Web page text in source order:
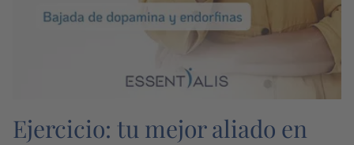
Ejercicio: tu mejor aliado en